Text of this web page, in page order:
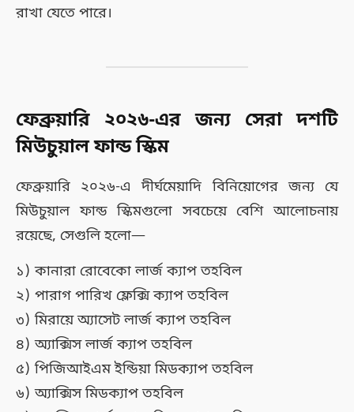
রাখা যেতে পারে।
ফেব্রুয়ারি ২০২৬-এর জন্য সেরা দশটি
মিউচুয়াল ফান্ড স্কিম
ফেব্রুয়ারি ২০২৬-এ দীর্ঘমেয়াদি বিনিয়োগের জন্য যে
মিউচুয়াল ফান্ড স্কিমগুলো সবচেয়ে বেশি আলোচনায়
রয়েছে, সেগুলি হলো—
১) কানারা রোবেকো লার্জ ক্যাপ তহবিল
২) পারাগ পারিখ ফ্লেক্সি ক্যাপ তহবিল
৩) মিরায়ে অ্যাসেট লার্জ ক্যাপ তহবিল
৪) অ্যাক্সিস লার্জ ক্যাপ তহবিল
৫) পিজিআইএম ইন্ডিয়া মিডক্যাপ তহবিল
৬) অ্যাক্সিস মিডক্যাপ তহবিল